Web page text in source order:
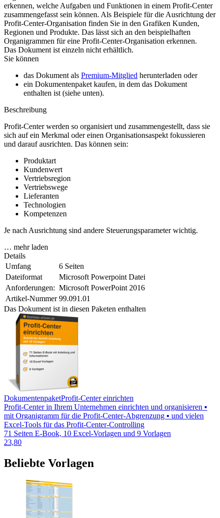
erkennen, welche Aufgaben und Funktionen in einem Profit-Center
zusammengefasst sein können. Als Beispiele für die Ausrichtung der
Profit-Center-Organisation finden Sie in den Grafiken Kunden,
Regionen und Produkte. Das lässt sich an den beispielhaften
Organigrammen für eine Profit-Center-Organisation erkennen.
Das Dokument ist einzeln nicht erhältlich.
Sie können
das Dokument als Premium-Mitglied herunterladen oder
ein Dokumentenpaket kaufen, in dem das Dokument
enthalten ist (siehe unten).
Beschreibung
Profit-Center werden so organisiert und zusammengestellt, dass sie
sich auf ein Merkmal oder einen Organisationsaspekt fokussieren
und darauf ausrichten. Das können sein:
Produktart
Kundenwert
Vertriebsregion
Vertriebswege
Lieferanten
Technologien
Kompetenzen
Je nach Ausrichtung sind andere Steuerungsparameter wichtig.
… mehr laden
Details
Umfang
6 Seiten
Dateiformat
Microsoft Powerpoint Datei
Anforderungen: Microsoft PowerPoint 2016
Artikel-Nummer 99.091.01
Das Dokument ist in diesen Paketen enthalten
DokumentenpaketProfit-Center einrichten
Profit-Center in Ihrem Unternehmen einrichten und organisieren ▪
mit Organigramm für die Profit-Center-Abgrenzung ▪ und vielen
Excel-Tools für das Profit-Center-Controlling
71 Seiten E-Book, 10 Excel-Vorlagen und 9 Vorlagen
23,80
Beliebte Vorlagen